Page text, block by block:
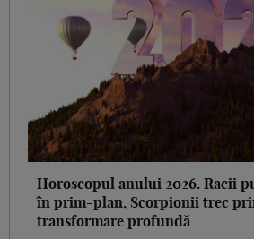
Horoscopul anului 2026. Racii
în prim-plan, Scorpionii trec
transformare profundă